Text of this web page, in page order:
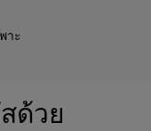
าะ
ด้วย